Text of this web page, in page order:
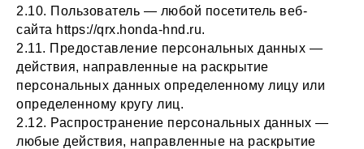
2.10. Пользователь — любой посетитель веб-
сайта https://qrx.honda-hnd.ru.
2.11. Предоставление персональных данных —
действия, направленные на раскрытие
персональных данных определенному лицу или
определенному кругу лиц.
2.12. Распространение персональных данных —
любые действия, направленные на раскрытие